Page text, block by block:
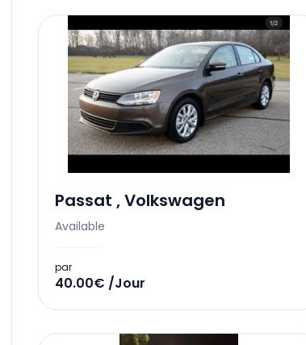
Passat ,Volkswagen
Available
par
40.00€ /Jour